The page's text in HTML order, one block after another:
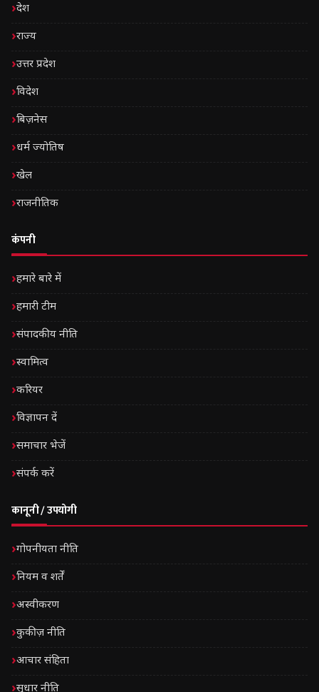
देश
राज्य
उत्तर प्रदेश
विदेश
बिज़नेस
धर्म ज्योतिष
खेल
राजनीतिक
कंपनी
हमारे बारे में
हमारी टीम
संपादकीय नीति
स्वामित्व
करियर
विज्ञापन दें
समाचार भेजें
संपर्क करें
कानूनी / उपयोगी
गोपनीयता नीति
नियम व शर्तें
अस्वीकरण
कुकीज़ नीति
आचार संहिता
सुधार नीति